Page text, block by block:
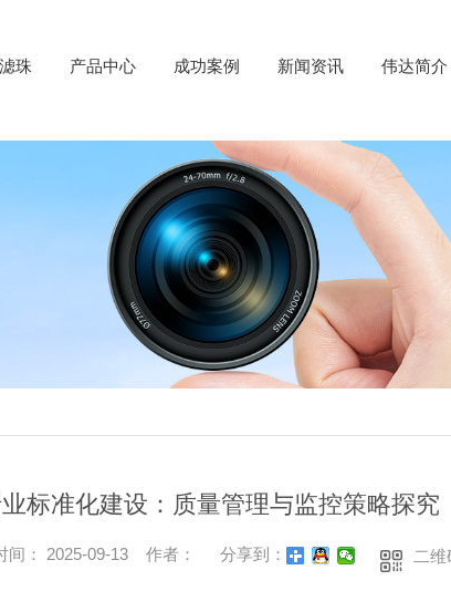
滤珠 产品中心 成功案例 新闻资讯 伟达简介
标准化建设：质量管理与监控策略探究
： 2025-09-13 作者： 分享到： 二维